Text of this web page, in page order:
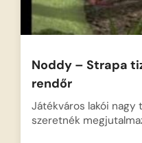
Noddy – Strapa
rendőr
Játékváros lakói
szeretnék